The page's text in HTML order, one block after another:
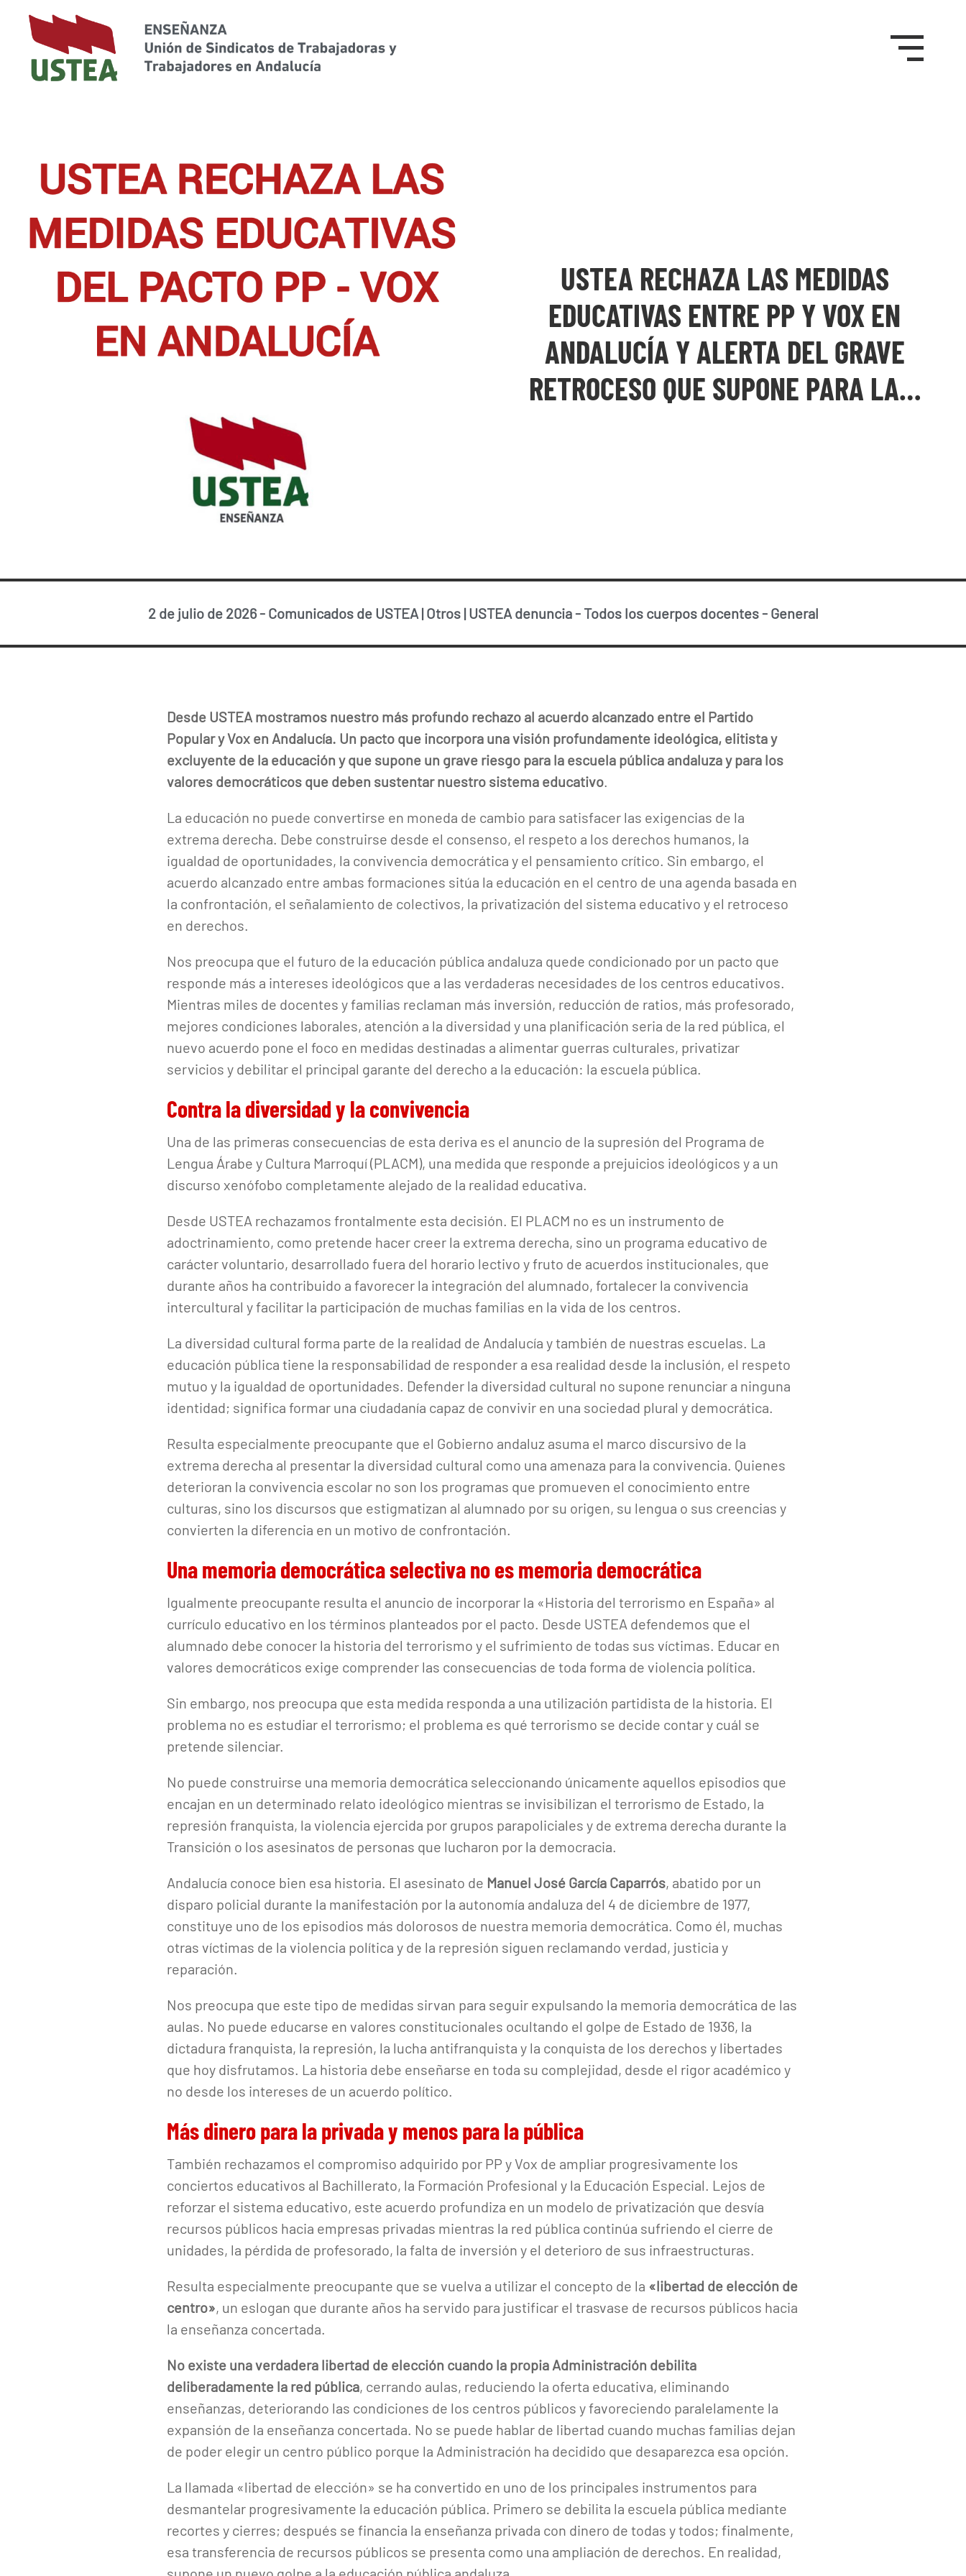
USTEA RECHAZA LAS MEDIDAS
EDUCATIVAS ENTRE PP Y VOX EN
ANDALUCÍA Y ALERTA DEL GRAVE
RETROCESO QUE SUPONE PARA LA…
2 de julio de 2026- Comunicados de USTEA|Otros|USTEA denuncia- Todos los cuerpos docentes- General
Desde USTEA mostramos nuestro más profundo rechazo al acuerdo alcanzado entre el Partido
Popular y Vox en Andalucía. Un pacto que incorpora una visión profundamente ideológica, elitista y
excluyente de la educación y que supone un grave riesgo para la escuela pública andaluza y para los
valores democráticos que deben sustentar nuestro sistema educativo
La educación no puede convertirse en moneda de cambio para satisfacer las exigencias de la
extrema derecha. Debe construirse desde el consenso, el respeto a los derechos humanos, la
igualdad de oportunidades, la convivencia democrática y el pensamiento crítico. Sin embargo, el
acuerdo alcanzado entre ambas formaciones sitúa la educación en el centro de una agenda basada en
la confrontación, el señalamiento de colectivos, la privatización del sistema educativo y el retroceso
en derechos.
Nos preocupa que el futuro de la educación pública andaluza quede condicionado por un pacto que
responde más a intereses ideológicos que a las verdaderas necesidades de los centros educativos.
Mientras miles de docentes y familias reclaman más inversión, reducción de ratios, más profesorado,
mejores condiciones laborales, atención a la diversidad y una planificación seria de la red pública, el
nuevo acuerdo pone el foco en medidas destinadas a alimentar guerras culturales, privatizar
servicios y debilitar el principal garante del derecho a la educación: la escuela pública.
Contra la diversidad y la convivencia
Una de las primeras consecuencias de esta deriva es el anuncio de la supresión del Programa de
Lengua Árabe y Cultura Marroquí (PLACM), una medida que responde a prejuicios ideológicos y a un
discurso xenófobo completamente alejado de la realidad educativa.
Desde USTEA rechazamos frontalmente esta decisión. El PLACM no es un instrumento de
adoctrinamiento, como pretende hacer creer la extrema derecha, sino un programa educativo de
carácter voluntario, desarrollado fuera del horario lectivo y fruto de acuerdos institucionales, que
durante años ha contribuido a favorecer la integración del alumnado, fortalecer la convivencia
intercultural y facilitar la participación de muchas familias en la vida de los centros.
La diversidad cultural forma parte de la realidad de Andalucía y también de nuestras escuelas. La
educación pública tiene la responsabilidad de responder a esa realidad desde la inclusión, el respeto
mutuo y la igualdad de oportunidades. Defender la diversidad cultural no supone renunciar a ninguna
identidad; significa formar una ciudadanía capaz de convivir en una sociedad plural y democrática.
Resulta especialmente preocupante que el Gobierno andaluz asuma el marco discursivo de la
extrema derecha al presentar la diversidad cultural como una amenaza para la convivencia. Quienes
deterioran la convivencia escolar no son los programas que promueven el conocimiento entre
culturas, sino los discursos que estigmatizan al alumnado por su origen, su lengua o sus creencias y
convierten la diferencia en un motivo de confrontación.
Una memoria democrática selectiva no es memoria democrática
Igualmente preocupante resulta el anuncio de incorporar la «Historia del terrorismo en España» al
currículo educativo en los términos planteados por el pacto. Desde USTEA defendemos que el
alumnado debe conocer la historia del terrorismo y el sufrimiento de todas sus víctimas. Educar en
valores democráticos exige comprender las consecuencias de toda forma de violencia política.
Sin embargo, nos preocupa que esta medida responda a una utilización partidista de la historia. El
problema no es estudiar el terrorismo; el problema es qué terrorismo se decide contar y cuál se
pretende silenciar.
No puede construirse una memoria democrática seleccionando únicamente aquellos episodios que
encajan en un determinado relato ideológico mientras se invisibilizan el terrorismo de Estado, la
represión franquista, la violencia ejercida por grupos parapoliciales y de extrema derecha durante la
Transición o los asesinatos de personas que lucharon por la democracia.
Andalucía conoce bien esa historia. El asesinato de Manuel José García Caparrós, abatido por un
disparo policial durante la manifestación por la autonomía andaluza del 4 de diciembre de 1977,
constituye uno de los episodios más dolorosos de nuestra memoria democrática. Como él, muchas
otras víctimas de la violencia política y de la represión siguen reclamando verdad, justicia y
reparación.
Nos preocupa que este tipo de medidas sirvan para seguir expulsando la memoria democrática de las
aulas. No puede educarse en valores constitucionales ocultando el golpe de Estado de 1936, la
dictadura franquista, la represión, la lucha antifranquista y la conquista de los derechos y libertades
que hoy disfrutamos. La historia debe enseñarse en toda su complejidad, desde el rigor académico y
no desde los intereses de un acuerdo político.
Más dinero para la privada y menos para la pública
También rechazamos el compromiso adquirido por PP y Vox de ampliar progresivamente los
conciertos educativos al Bachillerato, la Formación Profesional y la Educación Especial. Lejos de
reforzar el sistema educativo, este acuerdo profundiza en un modelo de privatización que desvía
recursos públicos hacia empresas privadas mientras la red pública continúa sufriendo el cierre de
unidades, la pérdida de profesorado, la falta de inversión y el deterioro de sus infraestructuras.
Resulta especialmente preocupante que se vuelva a utilizar el concepto de la «libertad de elección de
centro», un eslogan que durante años ha servido para justificar el trasvase de recursos públicos hacia
la enseñanza concertada.
No existe una verdadera libertad de elección cuando la propia Administración debilita
deliberadamente la red pública, cerrando aulas, reduciendo la oferta educativa, eliminando
enseñanzas, deteriorando las condiciones de los centros públicos y favoreciendo paralelamente la
expansión de la enseñanza concertada. No se puede hablar de libertad cuando muchas familias dejan
de poder elegir un centro público porque la Administración ha decidido que desaparezca esa opción.
La llamada «libertad de elección» se ha convertido en uno de los principales instrumentos para
desmantelar progresivamente la educación pública. Primero se debilita la escuela pública mediante
recortes y cierres; después se financia la enseñanza privada con dinero de todas y todos; finalmente,
esa transferencia de recursos públicos se presenta como una ampliación de derechos. En realidad,